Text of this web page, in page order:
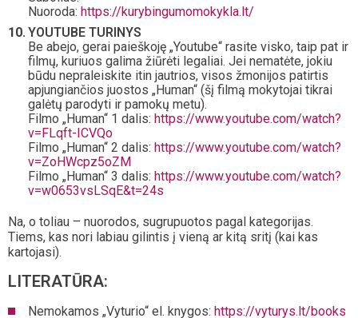
Nuoroda: https://kurybingumomokykla.lt/
YOUTUBE TURINYS
Be abejo, gerai paieškoję „Youtube“ rasite visko, taip pat ir
filmų, kuriuos galima žiūrėti legaliai. Jei nematėte, jokiu
būdu nepraleiskite itin jautrios, visos žmonijos patirtis
apjungiančios juostos „Human“ (šį filmą mokytojai tikrai
galėtų parodyti ir pamokų metu).
Filmo „Human“ 1 dalis: https://www.youtube.com/watch?
v=FLqft-ICVQo
Filmo „Human“ 2 dalis: https://www.youtube.com/watch?
v=ZoHWcpz5oZM
Filmo „Human“ 3 dalis: https://www.youtube.com/watch?
v=w0653vsLSqE&t=24s
Na, o toliau – nuorodos, sugrupuotos pagal kategorijas.
Tiems, kas nori labiau gilintis į vieną ar kitą sritį (kai kas
kartojasi).
LITERATŪRA:
Nemokamos „Vyturio“ el. knygos: https://vyturys.lt/books